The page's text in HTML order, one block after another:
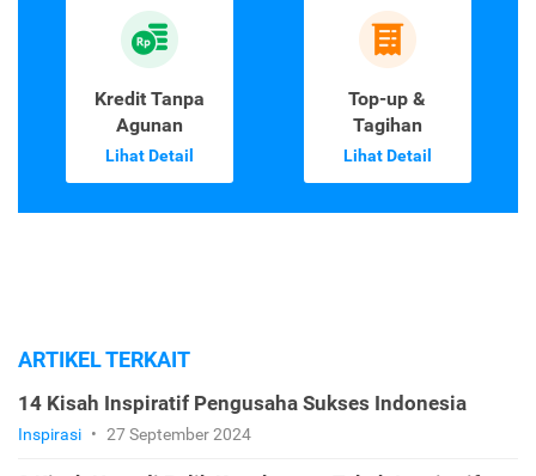
Kredit Tanpa
Agunan
Lihat Detail
Top-up &
Tagihan
Lihat Detail
ARTIKEL TERKAIT
14 Kisah Inspiratif Pengusaha Sukses Indonesia
Inspirasi • 27 September 2024